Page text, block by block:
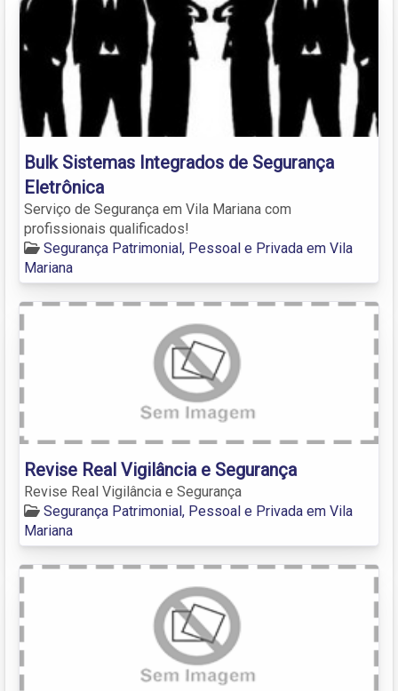
Bulk Sistemas Integrados de Segurança
Eletrônica
Serviço de Segurança em Vila Mariana com
profissionais qualificados!
Segurança Patrimonial, Pessoal e Privada em Vila
Mariana
Revise Real Vigilância e Segurança
Revise Real Vigilância e Segurança
Segurança Patrimonial, Pessoal e Privada em Vila
Mariana